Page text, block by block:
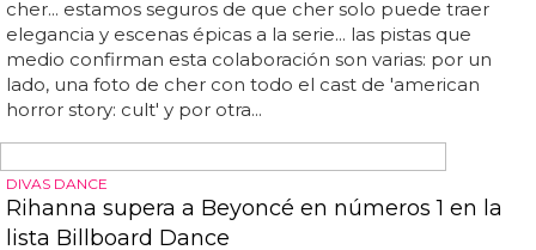
sesión a cargo de Mario Testino
El habitual de madonna y lady di se ha soltado de todo
prejuicio y ha realizado unas fotos de lo más elegantes y
sensuales con la que fuediva
marcan los pezones, pero tampoco nos vamos a
escandalizar por algo que hemos visto más veces que la
cabecera de 'baywatch'... también hay que decir que el